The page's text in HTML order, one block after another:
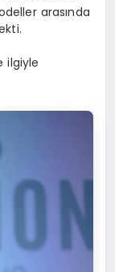
arasında
ilgiyle